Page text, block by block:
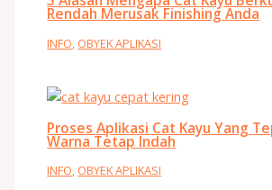
Rendah Merusak Finishing Anda
INFO OBYEK APLIKASI
Proses Aplikasi Cat Kayu Yang
Warna Tetap Indah
INFO, OBYEK APLIKASI